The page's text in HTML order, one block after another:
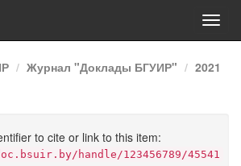
Журнал "Доклады БГУИР"
2021
to cite or link to this item:
handle/123456789/45541